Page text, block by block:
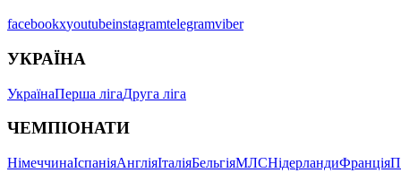
facebookxyoutubeinstagramtelegramviber
УКРАЇНА
УкраїнаПерша лігаДруга ліга
ЧЕМПІОНАТИ
НімеччинаІспаніяАнгліяІталіяБельгіяМЛСНідерландиФранція